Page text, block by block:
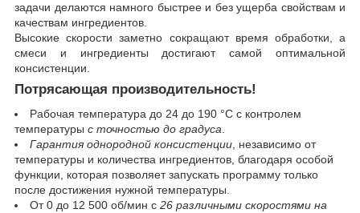
задачи делаются намного быстрее и без ущерба свойствам и
качествам ингредиентов.
Высокие скорости заметно сокращают время обработки, а
смеси и ингредиенты достигают самой оптимальной
консистенции.
Потрясающая производительность!
Рабочая температура до 24 до 190 °C с контролем
температуры с точностью до градуса.
Гарантия однородной консистенции, независимо от
температуры и количества ингредиентов, благодаря особой
функции, которая позволяет запускать программу только
после достижения нужной температуры.
От 0 до 12 500 об/мин с 26 различными скоростями на